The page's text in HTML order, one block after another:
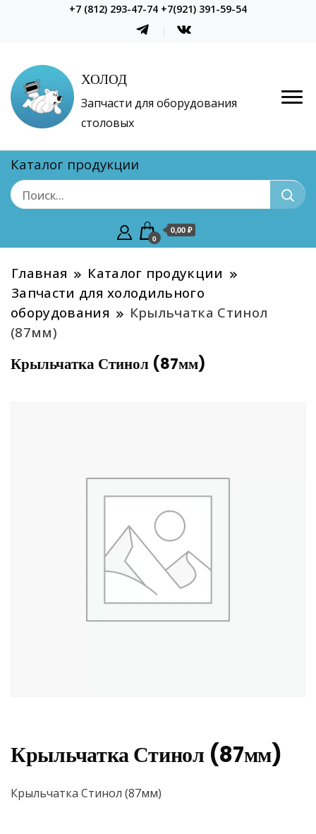
+7 (812) 293-47-74 +7(921) 391-59-54
ХОЛОД
Запчасти для оборудования
столовых
Каталог продукции
0
0,00 ₽
Главная
Каталог продукции
Запчасти для холодильного
оборудования
Крыльчатка Стинол
(87мм)
Крыльчатка Стинол (87мм)
Крыльчатка Стинол (87мм)
Крыльчатка Стинол (87мм)